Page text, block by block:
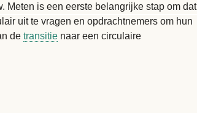
Meten is een eerste belangrijke stap om dat
uit te vragen en opdrachtnemers om hun
de transitie naar een circulaire